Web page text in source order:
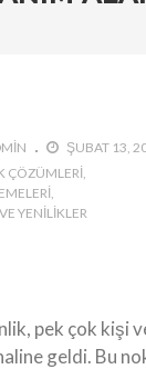
ile
Kamera
İzleme:
ŞUBAT 13,
ÇÖZÜMLERI
YENILIKLER
pek çok kişi
geldi. Bu